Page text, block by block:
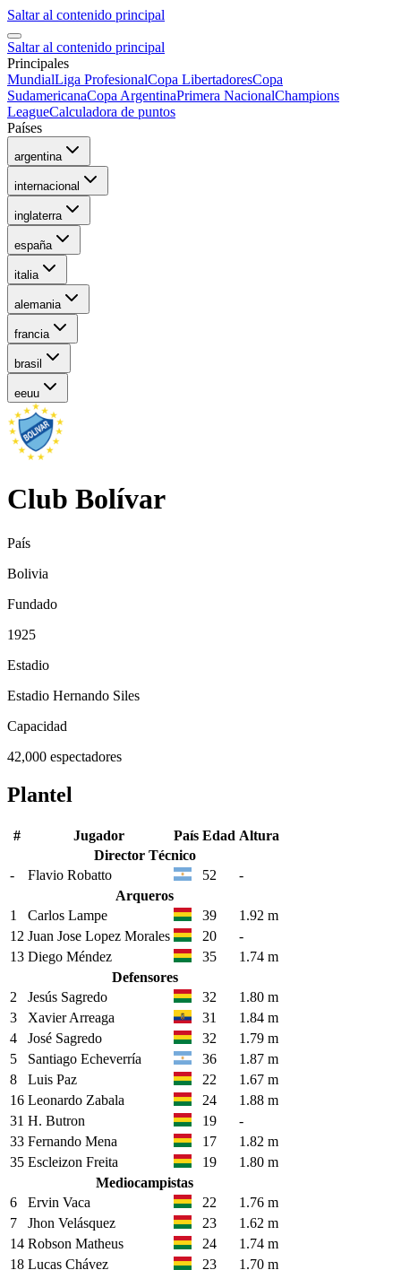
Saltar al contenido principal
Saltar al contenido principal
Principales
MundialLiga ProfesionalCopa LibertadoresCopa
SudamericanaCopa ArgentinaPrimera NacionalChampions
LeagueCalculadora de puntos
Países
argentina
internacional
inglaterra
españa
italia
alemania
francia
brasil
eeuu
Club Bolívar
País
Bolivia
Fundado
1925
Estadio
Estadio Hernando Siles
Capacidad
42,000 espectadores
Plantel
# Jugador País Edad Altura
Director Técnico
-
Flavio Robatto 52
-
Arqueros
1
Carlos Lampe 39
1.92 m
12 Juan Jose Lopez Morales 20
-
13 Diego Méndez 35
1.74 m
Defensores
2
Jesús Sagredo 32
1.80 m
3
Xavier Arreaga 31
1.84 m
4
José Sagredo 32
1.79 m
5
Santiago Echeverría 36
1.87 m
8
Luis Paz 22
1.67 m
16 Leonardo Zabala 24
1.88 m
31 H. Butron 19
-
33 Fernando Mena 17
1.82 m
35 Escleizon Freita 19
1.80 m
Mediocampistas
6
Ervin Vaca 22
1.76 m
7
Jhon Velásquez 23
1.62 m
14 Robson Matheus 24
1.74 m
18 Lucas Chávez 23
1.70 m